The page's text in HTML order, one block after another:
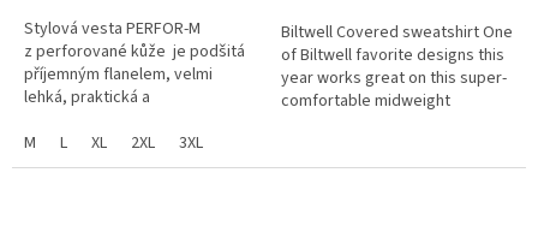
Stylová vesta PERFOR-M
z perforované kůže je podšitá
příjemným flanelem, velmi
lehká, praktická a
cvoky. Boční kapsy na zip.
Károvaný...
M L XL 2XL 3XL
Biltwell Covered sweatshirt One
of Biltwell favorite designs this
year works great on this super-
comfortable midweight